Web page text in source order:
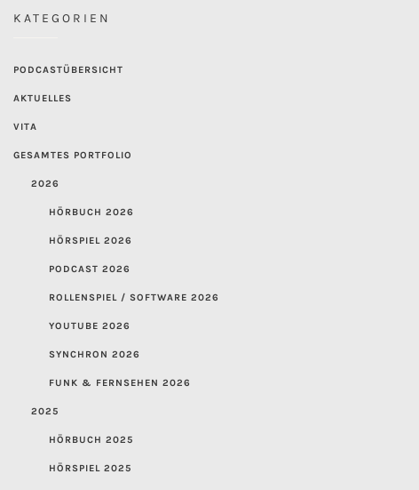
KATEGORIEN
PODCASTÜBERSICHT
AKTUELLES
VITA
GESAMTES PORTFOLIO
2026
HÖRBUCH 2026
HÖRSPIEL 2026
PODCAST 2026
ROLLENSPIEL / SOFTWARE 2026
YOUTUBE 2026
SYNCHRON 2026
FUNK & FERNSEHEN 2026
2025
HÖRBUCH 2025
HÖRSPIEL 2025